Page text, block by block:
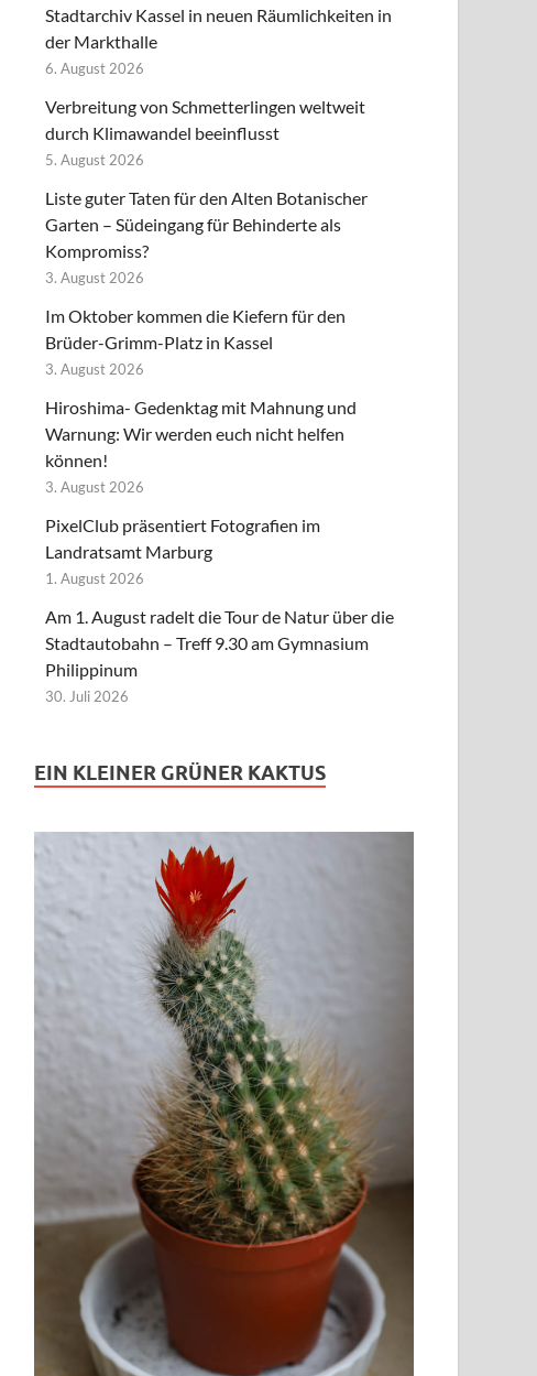
Stadtarchiv Kassel in neuen Räumlichkeiten in
der Markthalle
6. August 2026
Verbreitung von Schmetterlingen weltweit
durch Klimawandel beeinflusst
5. August 2026
Liste guter Taten für den Alten Botanischer
Garten – Südeingang für Behinderte als
Kompromiss?
3. August 2026
Im Oktober kommen die Kiefern für den
Brüder-Grimm-Platz in Kassel
3. August 2026
Hiroshima- Gedenktag mit Mahnung und
Warnung: Wir werden euch nicht helfen
können!
3. August 2026
PixelClub präsentiert Fotografien im
Landratsamt Marburg
1. August 2026
Am 1. August radelt die Tour de Natur über die
Stadtautobahn – Treff 9.30 am Gymnasium
Philippinum
30. Juli 2026
EIN KLEINER GRÜNER KAKTUS